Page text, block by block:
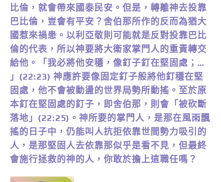
比倫，就會帶來國泰民安。但是，轉離神去投靠
巴比倫，豈會有平安？舍伯那所作的反而為猶大
國惹來禍患。以利亞敬則可能就是反對投靠巴比
倫的代表，所以神要將大衛家掌門人的重責轉交
給他。「我必將他安穩，像釘子釘在堅固處；…
」(22:23) 神應許要像固定釘子般將他釘穩在堅
固處，他不會被動盪的世界局勢所動搖。至於原
本釘在堅固處的釘子，即舍伯那，則會「被砍斷
落地」(22:25)。神所要的掌門人，是那在風雨飄
搖的日子中，仍能叫人抗拒依靠世間勢力吸引的
人，是那堅固人去依靠那似乎是看不見，但最終
會施行拯救的神的人，你敢於擔上這職任嗎？